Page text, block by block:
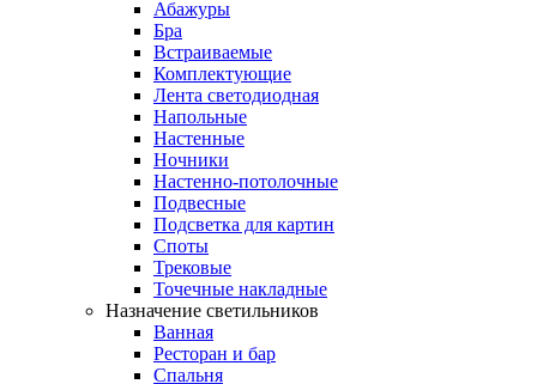
Абажуры
Бра
Встраиваемые
Комплектующие
Лента светодиодная
Напольные
Настенные
Ночники
Настенно-потолочные
Подвесные
Подсветка для картин
Споты
Трековые
Точечные накладные
Назначение светильников
Ванная
Ресторан и бар
Спальня